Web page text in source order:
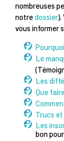
nombreuses
notredossier
vous informer
Le
Les
Que
Trucs
Les
bon